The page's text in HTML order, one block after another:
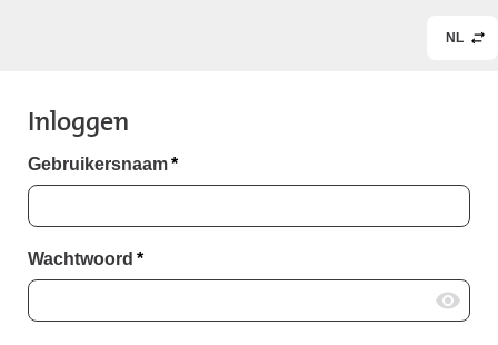
NL
Inloggen
Gebruikersnaam*
Wachtwoord *